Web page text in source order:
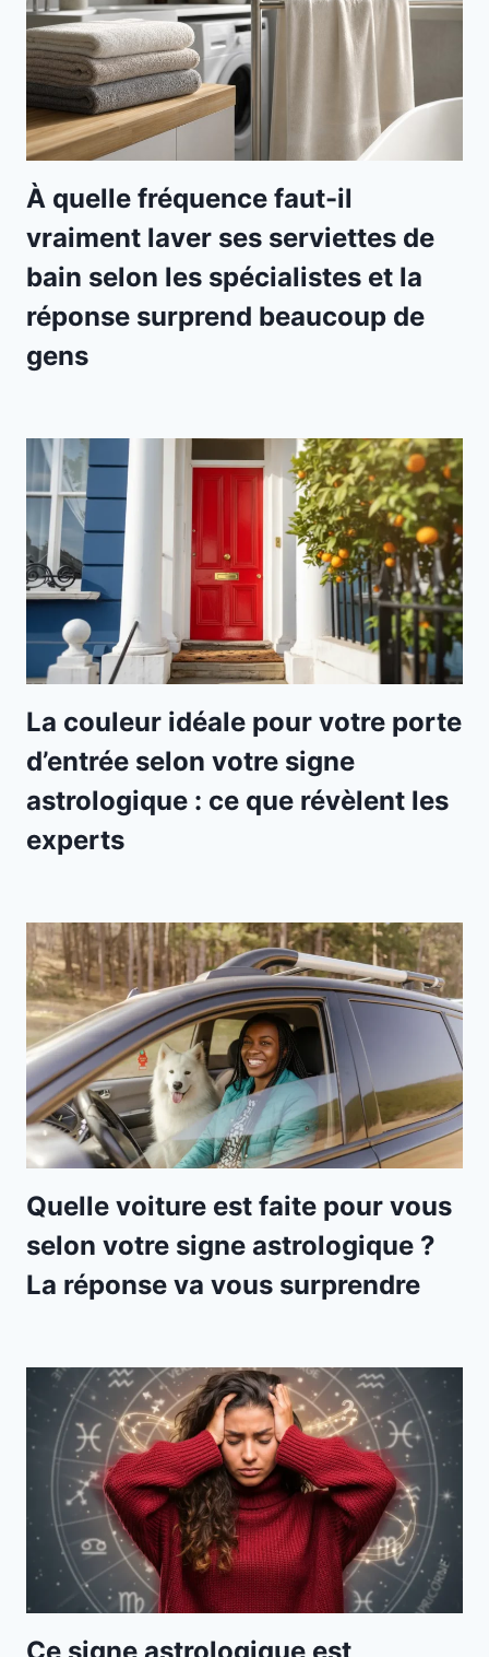
À quelle fréquence faut-il
vraiment laver ses serviettes de
bain selon les spécialistes et la
réponse surprend beaucoup de
gens
La couleur idéale pour votre porte
d’entrée selon votre signe
astrologique : ce que révèlent les
experts
Quelle voiture est faite pour vous
selon votre signe astrologique ?
La réponse va vous surprendre